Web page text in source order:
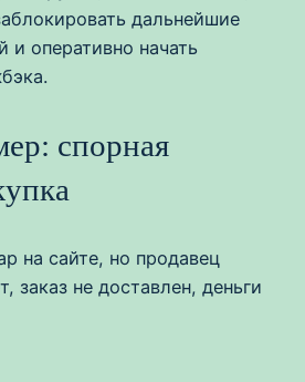
дальнейшие
и оперативно начать
спорная
на сайте, но продавец
заказ не доставлен, деньги